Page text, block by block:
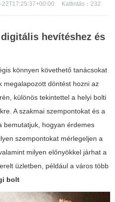
22T17:25:37+00:00 Kattintás： 232
hevítéshez és
könnyen követhető tanácsokat
megalapozott döntést hozni az
különös tekintettel a helyi bolti
A szakmai szempontokat és a
bemutatjuk, hogyan érdemes
szempontokat mérlegeljen a
milyen előnyökkel járhat a
üzletben, például a város több
bolt